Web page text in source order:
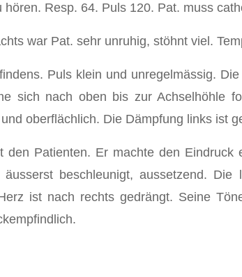
Resp. 64. Puls 120. Pat. muss
war Pat. sehr unruhig, stöhnt viel.
Puls klein und unregelmässig.
sich nach oben bis zur
oberflächlich. Die Dämpfung links ist
den Patienten. Er machte den
beschleunigt, aussetzend.
ist nach rechts gedrängt. Seine